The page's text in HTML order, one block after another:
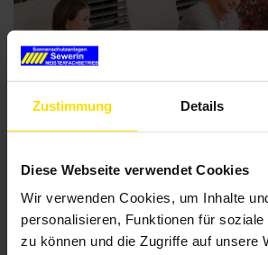
Zustimmung Details
Diese Webseite verwendet Cookies
Wir verwenden Cookies, um Inhalte
personalisieren, Funktionen für soziale
zu können und die Zugriffe auf unsere
Wissenswertes rund um